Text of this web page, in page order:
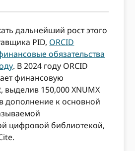
дальнейший рост этого
PID, ORCID
обязательства
. В 2024 году ORCID
финансовую
выделив 150,000 XNUMX
дополнение к основной
цифровой библиотекой,